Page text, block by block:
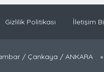
Gizlilik Politikası İletişim
/ Çankaya / ANKARA